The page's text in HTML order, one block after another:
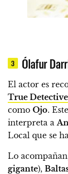
3 Ólafur
El actor es
True Detective
como Ojo.
interpreta a
Local que se
Lo
gigante),